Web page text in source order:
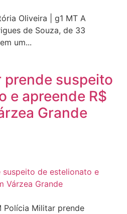
Oliveira | g1 MT A
de Souza, de 33
um...
prende suspeito
e apreende R$
Grande
Polícia Militar prende